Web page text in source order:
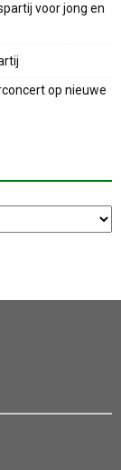
voor jong en
op nieuwe